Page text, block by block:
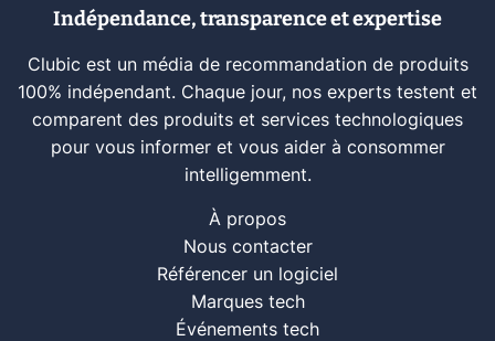
Indépendance, transparence et expertise
Clubic est un média de recommandation de produits
100% indépendant. Chaque jour, nos experts testent et
comparent des produits et services technologiques
pour vous informer et vous aider à consommer
intelligemment.
À propos
Nous contacter
Référencer un logiciel
Marques tech
Événements tech